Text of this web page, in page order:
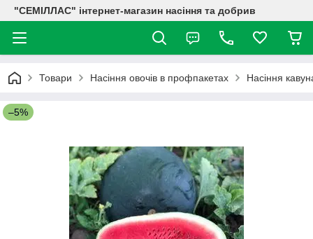
"СЕМІЛЛАС" інтернет-магазин насіння та добрив
Товари Насіння овочів в профпакетах Насіння
–5%